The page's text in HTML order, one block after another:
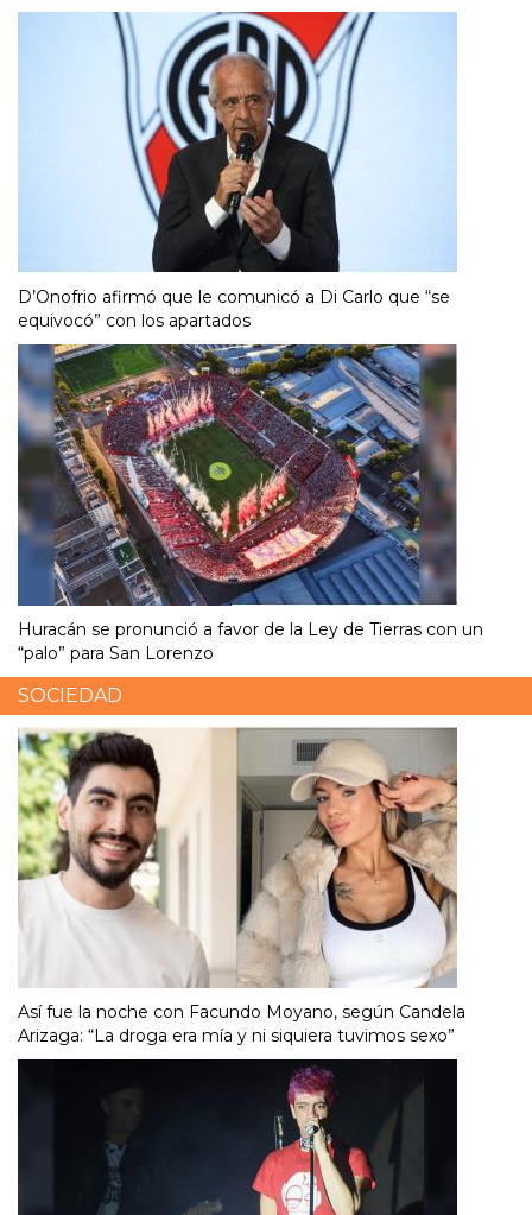
D’Onofrio afirmó que le comunicó a Di Carlo que “se
equivocó” con los apartados
Huracán se pronunció a favor de la Ley de Tierras con un
“palo” para San Lorenzo
SOCIEDAD
Así fue la noche con Facundo Moyano, según Candela
Arizaga: “La droga era mía y ni siquiera tuvimos sexo”